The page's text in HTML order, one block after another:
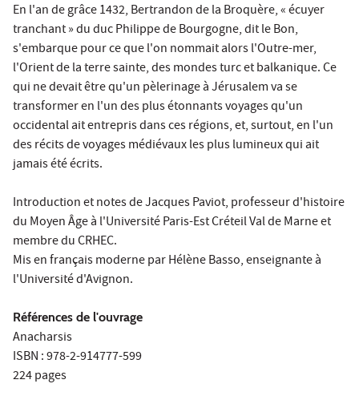
En l'an de grâce 1432, Bertrandon de la Broquère, « écuyer
tranchant » du duc Philippe de Bourgogne, dit le Bon,
s'embarque pour ce que l'on nommait alors l'Outre-mer,
l'Orient de la terre sainte, des mondes turc et balkanique. Ce
qui ne devait être qu'un pèlerinage à Jérusalem va se
transformer en l'un des plus étonnants voyages qu'un
occidental ait entrepris dans ces régions, et, surtout, en l'un
des récits de voyages médiévaux les plus lumineux qui ait
jamais été écrits.
Introduction et notes de Jacques Paviot, professeur d'histoire
du Moyen Âge à l'Université Paris-Est Créteil Val de Marne et
membre du CRHEC.
Mis en français moderne par Hélène Basso, enseignante à
l'Université d'Avignon.
Références de l'ouvrage
Anacharsis
ISBN : 978-2-914777-599
224 pages